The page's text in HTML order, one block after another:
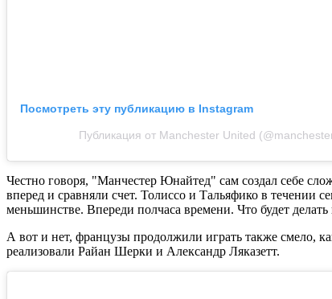
Посмотреть эту публикацию в Instagram
Публикация от Manchester United
Честно говоря, "Манчестер Юнайтед" сам создал себе
вперед и сравняли счет. Толиссо и Тальяфико в течении
меньшинстве. Впереди полчаса времени. Что будет
А вот и нет, французы продолжили играть также смело,
реализовали Райан Шерки и Александр Ляказетт.